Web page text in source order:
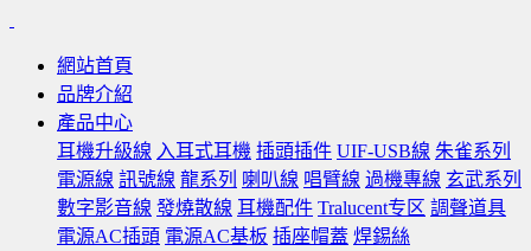
網站首頁
品牌介紹
產品中心
耳機升級線 入耳式耳機 插頭插件 UIF-USB線 朱雀系列
電源線 訊號線 龍系列 喇叭線 唱臂線 過機專線 玄武系列
數字影音線 發燒散線 耳機配件 Tralucent专区 調聲道具
電源AC插頭 電源AC基板 插座帽蓋 焊錫絲